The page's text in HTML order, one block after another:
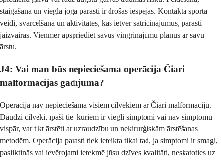
staigāšana un viegla joga parasti ir drošas iespējas. Kontakta sporta
veidi, svarcelšana un aktivitātes, kas ietver satricinājumus, parasti
jāizvairās. Vienmēr apspriediet savus vingrinājumu plānus ar savu
ārstu.
J4: Vai man būs nepieciešama operācija Čiari
malformācijas gadījumā?
Operācija nav nepieciešama visiem cilvēkiem ar Čiari malformāciju.
Daudzi cilvēki, īpaši tie, kuriem ir viegli simptomi vai nav simptomu
vispār, var tikt ārstēti ar uzraudzību un neķirurģiskām ārstēšanas
metodēm. Operācija parasti tiek ieteikta tikai tad, ja simptomi ir smagi,
pasliktinās vai ievērojami ietekmē jūsu dzīves kvalitāti, neskatoties uz